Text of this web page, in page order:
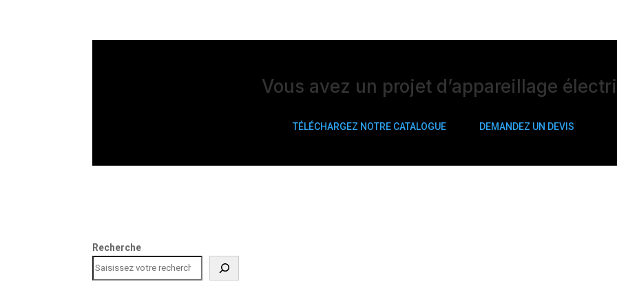
Vous avez un projet d’appareillage
TÉLÉCHARGEZ NOTRE CATALOGUE DEMANDEZ UN DEVIS
Recherche